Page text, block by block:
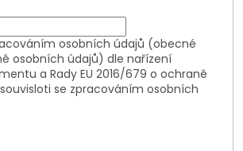
osobních údajů (obecné
osobních údajů) dle nařízení
a Rady EU 2016/679 o ochraně
se zpracováním osobních